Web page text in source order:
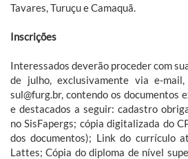
Tavares, Turuçu e Camaquã.
Inscrições
Interessados deverão proceder com
de julho, exclusivamente via e-
sul@furg.br, contendo os documentos
e destacados a seguir: cadastro
no SisFapergs; cópia digitalizada do
dos documentos); Link do currículo
Lattes; Cópia do diploma de nível